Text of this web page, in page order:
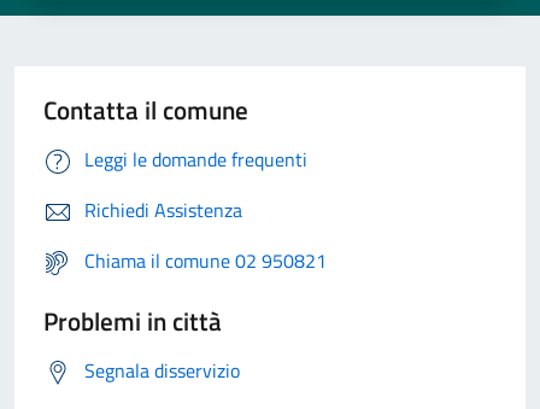
Contatta il comune
Leggi le domande frequenti
Richiedi Assistenza
Chiama il comune 02 950821
Problemi in città
Segnala disservizio